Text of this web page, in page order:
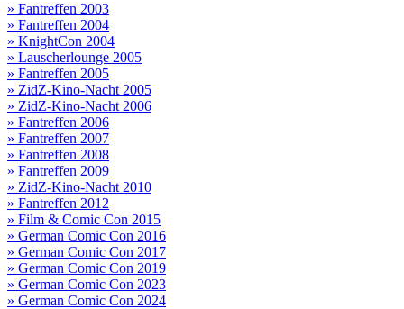
» Fantreffen 2003
» Fantreffen 2004
» KnightCon 2004
» Lauscherlounge 2005
» Fantreffen 2005
» ZidZ-Kino-Nacht 2005
» ZidZ-Kino-Nacht 2006
» Fantreffen 2006
» Fantreffen 2007
» Fantreffen 2008
» Fantreffen 2009
» ZidZ-Kino-Nacht 2010
» Fantreffen 2012
» Film & Comic Con 2015
» German Comic Con 2016
» German Comic Con 2017
» German Comic Con 2019
» German Comic Con 2023
» German Comic Con 2024